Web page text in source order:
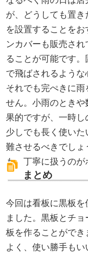
が、どうしても置
を設置することを
ンカバーも販売さ
ることが可能です
で飛ばされるような
それでも完ぺきに
せん。小雨のとき
果的ですが、一時
少しでも長く使い
難させるべきでし
も、丁寧に扱うのが
まとめ
今回は看板に黒板を
ました。黒板とチ
板を作ることができ
よく、使い勝手も